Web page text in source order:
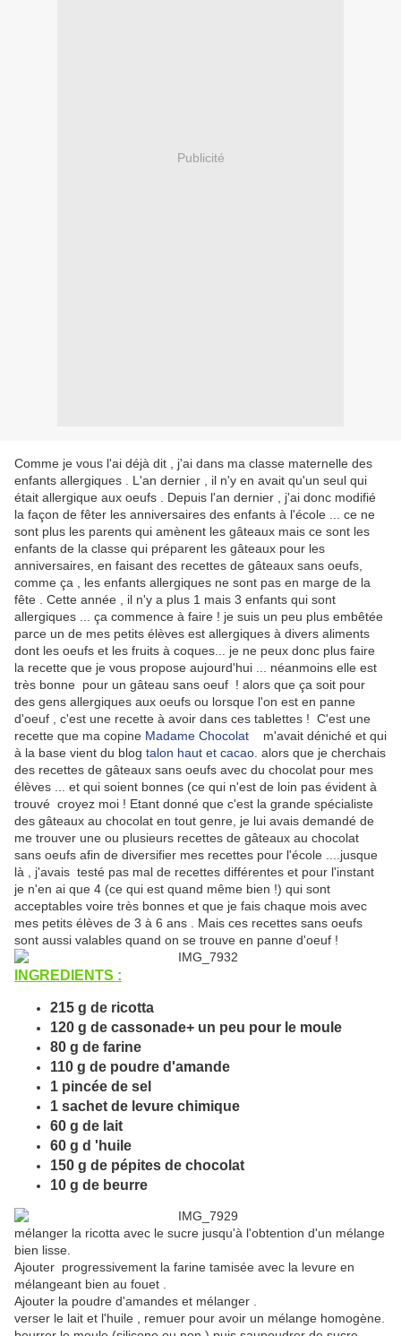
Publicité
Comme je vous l'ai déjà dit , j'ai dans ma classe maternelle des
enfants allergiques . L'an dernier , il n'y en avait qu'un seul qui
était allergique aux oeufs . Depuis l'an dernier , j'ai donc modifié
la façon de fêter les anniversaires des enfants à l'école ... ce ne
sont plus les parents qui amènent les gâteaux mais ce sont les
enfants de la classe qui préparent les gâteaux pour les
anniversaires, en faisant des recettes de gâteaux sans oeufs,
comme ça , les enfants allergiques ne sont pas en marge de la
fête . Cette année , il n'y a plus 1 mais 3 enfants qui sont
allergiques ... ça commence à faire ! je suis un peu plus embêtée
parce un de mes petits élèves est allergiques à divers aliments
dont les oeufs et les fruits à coques... je ne peux donc plus faire
la recette que je vous propose aujourd'hui ... néanmoins elle est
très bonne pour un gâteau sans oeuf ! alors que ça soit pour
des gens allergiques aux oeufs ou lorsque l'on est en panne
d'oeuf , c'est une recette à avoir dans ces tablettes ! C'est une
recette que ma copine Madame Chocolat m'avait déniché et qui
à la base vient du blog talon haut et cacao. alors que je cherchais
des recettes de gâteaux sans oeufs avec du chocolat pour mes
élèves ... et qui soient bonnes (ce qui n'est de loin pas évident à
trouvé croyez moi ! Etant donné que c'est la grande spécialiste
des gâteaux au chocolat en tout genre, je lui avais demandé de
me trouver une ou plusieurs recettes de gâteaux au chocolat
sans oeufs afin de diversifier mes recettes pour l'école ....jusque
là , j'avais testé pas mal de recettes différentes et pour l'instant
je n'en ai que 4 (ce qui est quand même bien !) qui sont
acceptables voire très bonnes et que je fais chaque mois avec
mes petits élèves de 3 à 6 ans . Mais ces recettes sans oeufs
sont aussi valables quand on se trouve en panne d'oeuf !
INGREDIENTS :
215 g de ricotta
120 g de cassonade+ un peu pour le moule
80 g de farine
110 g de poudre d'amande
1 pincée de sel
1 sachet de levure chimique
60 g de lait
60 g d 'huile
150 g de pépites de chocolat
10 g de beurre
mélanger la ricotta avec le sucre jusqu'à l'obtention d'un mélange
bien lisse.
Ajouter progressivement la farine tamisée avec la levure en
mélangeant bien au fouet .
Ajouter la poudre d'amandes et mélanger .
verser le lait et l'huile , remuer pour avoir un mélange homogène.